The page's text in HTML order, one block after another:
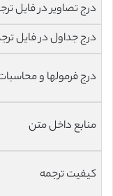
درج تصاویر در فایل
درج جداول در فایل
درج فرمولها و
منابع داخل متن
کیفیت ترجمه